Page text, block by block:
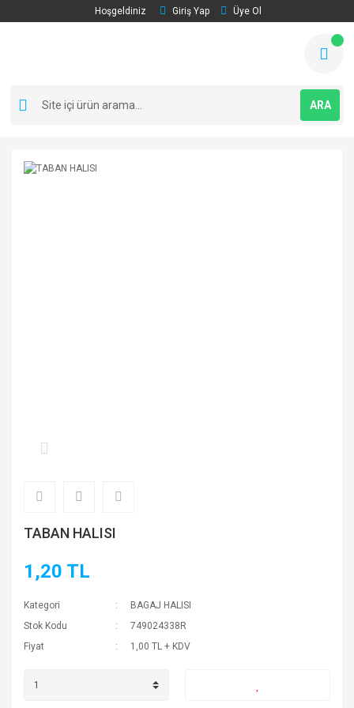
Hoşgeldiniz Giriş Yap Üye Ol
ARA
TABAN HALISI
1,20 TL
Kategori
BAGAJ HALISI
Stok Kodu
749024338R
Fiyat
1,00 TL + KDV